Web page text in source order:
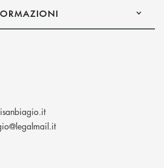
(si apre l’app di posta
(si apre l’app di posta